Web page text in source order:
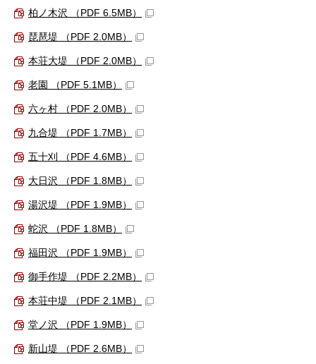
柏ノ木沢 （PDF 6.5MB）
琵琶堤 （PDF 2.0MB）
本荘大堤 （PDF 2.0MB）
老園 （PDF 5.1MB）
六ヶ村 （PDF 2.0MB）
九合堤 （PDF 1.7MB）
五十刈 （PDF 4.6MB）
大日沢 （PDF 1.8MB）
湯沢堤 （PDF 1.9MB）
蛇沢 （PDF 1.8MB）
福田沢 （PDF 1.9MB）
御手作堤 （PDF 2.2MB）
本荘中堤 （PDF 2.1MB）
堂ノ沢 （PDF 1.9MB）
新山堤 （PDF 2.6MB）